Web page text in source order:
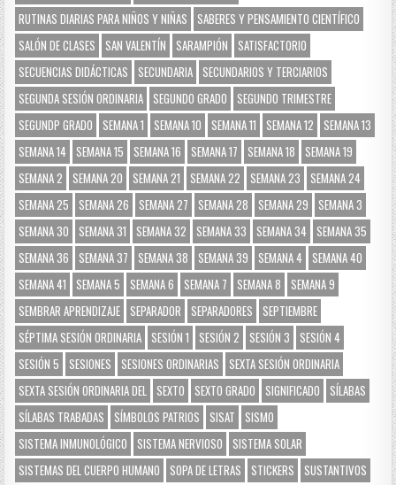
RUTINAS DIARIAS PARA NIÑOS Y NIÑAS
SABERES Y PENSAMIENTO CIENTÍFICO
SALÓN DE CLASES
SAN VALENTÍN SARAMPIÓN
SATISFACTORIO
SECUENCIAS DIDÁCTICAS
SECUNDARIA SECUNDARIOS Y TERCIARIOS
SEGUNDA SESIÓN ORDINARIA SEGUNDO GRADO
SEGUNDO TRIMESTRE
SEGUNDP GRADO
SEMANA 1 SEMANA 10 SEMANA 11 SEMANA 12
SEMANA 13
SEMANA 14
SEMANA 15 SEMANA 16 SEMANA 17 SEMANA 18
SEMANA 19
SEMANA 2
SEMANA 20 SEMANA 21 SEMANA 22 SEMANA 23
SEMANA 24
SEMANA 25
SEMANA 26 SEMANA 27 SEMANA 28 SEMANA 29
SEMANA 3
SEMANA 30
SEMANA 31 SEMANA 32 SEMANA 33 SEMANA 34
SEMANA 35
SEMANA 36
SEMANA 37 SEMANA 38 SEMANA 39 SEMANA 4
SEMANA 40
SEMANA 41
SEMANA 5 SEMANA 6 SEMANA 7 SEMANA 8
SEMANA 9
SEMBRAR APRENDIZAJE SEPARADOR SEPARADORES
SEPTIEMBRE
SÉPTIMA SESIÓN ORDINARIA SESIÓN 1 SESIÓN 2 SESIÓN 3
SESIÓN 4
SESIÓN 5
SESIONES SESIONES ORDINARIAS
SEXTA SESIÓN ORDINARIA
SEXTA SESIÓN ORDINARIA DEL
SEXTO SEXTO GRADO SIGNIFICADO
SÍLABAS
SÍLABAS TRABADAS
SÍMBOLOS PATRIOS SISAT
SISMO
SISTEMA INMUNOLÓGICO
SISTEMA NERVIOSO
SISTEMA SOLAR
SISTEMAS DEL CUERPO HUMANO
SOPA DE LETRAS STICKERS
SUSTANTIVOS